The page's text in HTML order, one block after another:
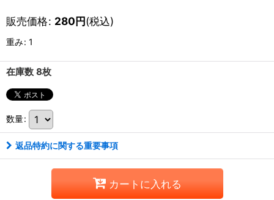
販売価格: 280円(税込)
重み: 1
在庫数 8枚
数量:
返品特約に関する重要事項
カートに入れる